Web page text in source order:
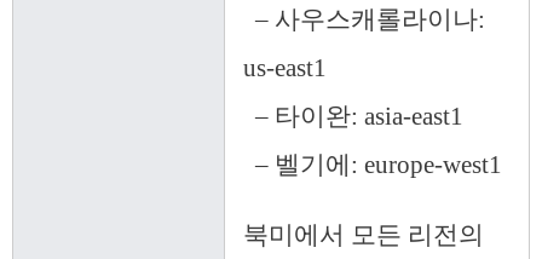
– 사우스캐롤라이나:
us-east1
– 타이완: asia-east1
– 벨기에: europe-west1
북미에서 모든 리전의